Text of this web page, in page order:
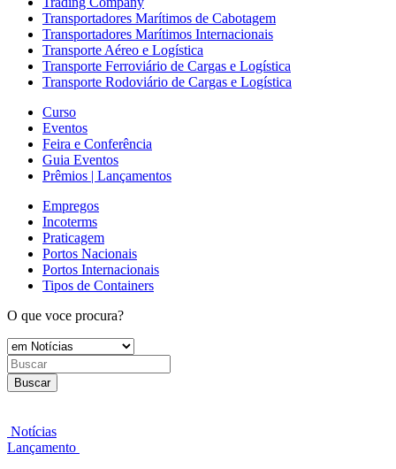
Transportadores Marítimos de Cabotagem
Transportadores Marítimos Internacionais
Transporte Aéreo e Logística
Transporte Ferroviário de Cargas e Logística
Transporte Rodoviário de Cargas e Logística
Curso
Eventos
Feira e Conferência
Guia Eventos
Prêmios | Lançamentos
Empregos
Incoterms
Praticagem
Portos Nacionais
Portos Internacionais
Tipos de Containers
O que voce procura?
Buscar
Notícias
Lançamento